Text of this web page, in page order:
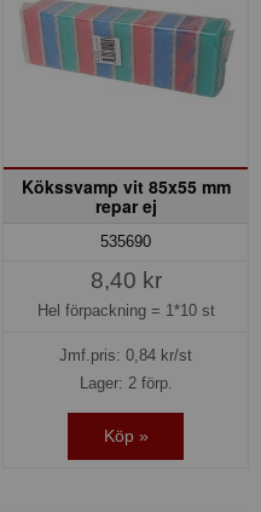
Kökssvamp vit 85x55 mm
repar ej
535690
8,40 kr
Hel förpackning = 1*10 st
Jmf.pris: 0,84 kr/st
Lager: 2 förp.
Köp »